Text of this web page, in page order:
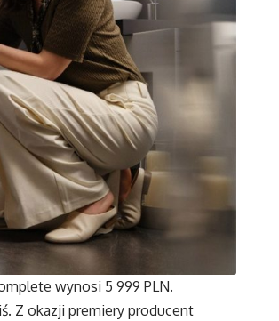
wynosi 5 999 PLN.
Z okazji premiery producent